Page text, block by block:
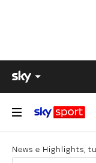
News e Highlights,